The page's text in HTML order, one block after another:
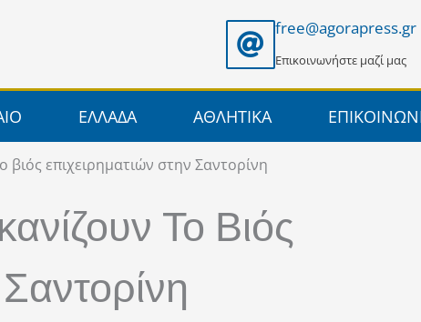
free@agorapress.gr
Επικοινωνήστε μαζί μας
ΕΛΛΑΔΑ ΑΘΛΗΤΙΚΑ
επιχειρηματιών στην Σαντορίνη
Το Βιός